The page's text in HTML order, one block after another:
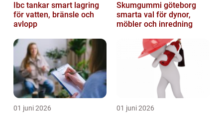
Ibc tankar smart lagring
för vatten, bränsle och
avlopp
Skumgummi göteborg
smarta val för dynor,
möbler och inredning
01 juni 2026 01 juni 2026